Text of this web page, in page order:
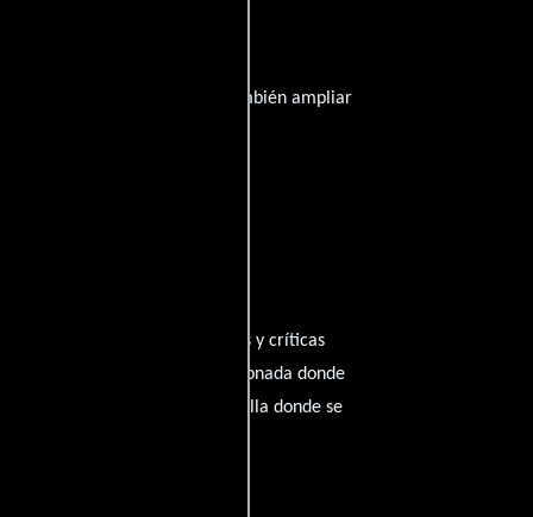
que publicamos y también ampliar
tus pensamientos, emociones y críticas
una comunidad apasionada donde
¡Los comentarios son la pantalla donde se